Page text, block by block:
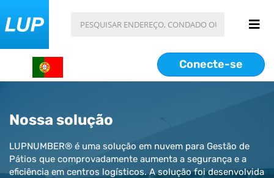
Conecte-se
Nossa solução
LUPNUMBER® é uma solução em nuvem para Gestão de
Pátios que comprovadamente aumenta a segurança e a
eficiência em centros logísticos. A solução foi desenvolvida